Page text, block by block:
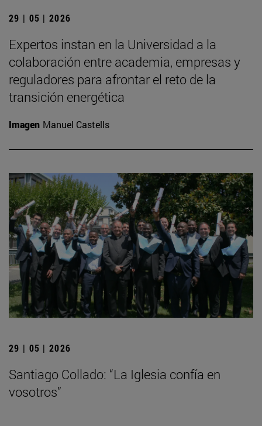
29 | 05 | 2026
Expertos instan en la Universidad a la
colaboración entre academia, empresas y
reguladores para afrontar el reto de la
transición energética
Imagen Manuel Castells
29 | 05 | 2026
Santiago Collado: “La Iglesia confía en
vosotros”